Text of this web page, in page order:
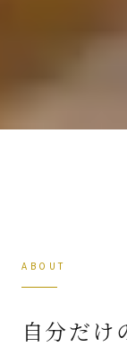
ABOUT
自分だけ